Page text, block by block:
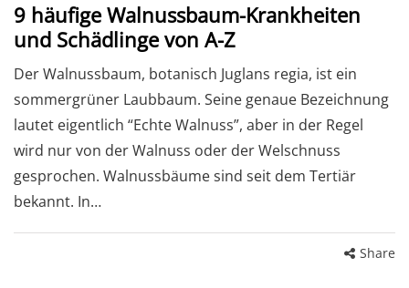
9 häufige Walnussbaum-Krankheiten
und Schädlinge von A-Z
Der Walnussbaum, botanisch Juglans regia, ist ein
sommergrüner Laubbaum. Seine genaue Bezeichnung
lautet eigentlich “Echte Walnuss”, aber in der Regel
wird nur von der Walnuss oder der Welschnuss
gesprochen. Walnussbäume sind seit dem Tertiär
bekannt. In…
Share